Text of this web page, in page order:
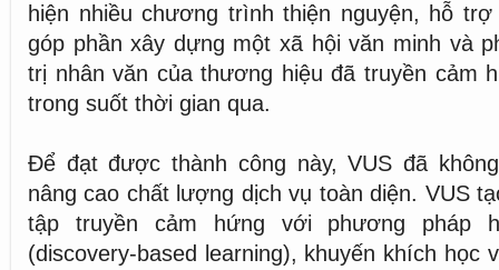
hiện nhiều chương trình thiện nguyện, hỗ
góp phần xây dựng một xã hội văn minh và
trị nhân văn của thương hiệu đã truyền cảm
trong suốt thời gian qua.
Để đạt được thành công này, VUS đã
nâng cao chất lượng dịch vụ toàn diện. VUS
tập truyền cảm hứng với phương pháp
(discovery-based learning), khuyến khích học